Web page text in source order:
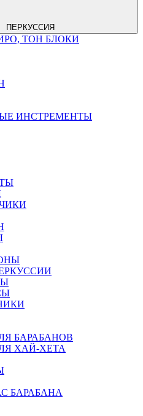
ПЕРКУССИЯ
ТОН БЛОКИ
ИНСТРЕМЕНТЫ
БАРАБАНОВ
ХАЙ-ХЕТА
БАРАБАНА